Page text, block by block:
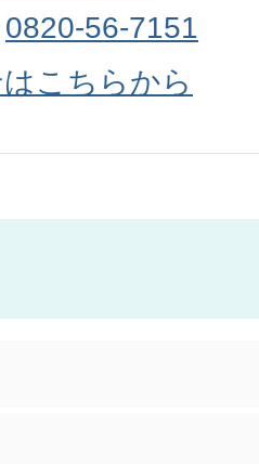
0820-56-7151
こちらから